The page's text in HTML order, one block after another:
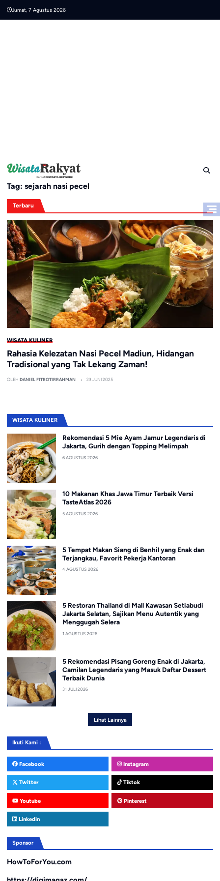
Jumat, 7 Agustus 2026
Tag: sejarah nasi pecel
Terbaru
WISATA KULINER
Rahasia Kelezatan Nasi Pecel Madiun, Hidangan
Tradisional yang Tak Lekang Zaman!
OLEH DANIEL FITROTIRRAHMAN 23 JUNI 2025
WISATA KULINER
Rekomendasi 5 Mie Ayam Jamur Legendaris di
Jakarta, Gurih dengan Topping Melimpah
6 AGUSTUS 2026
10 Makanan Khas Jawa Timur Terbaik Versi
TasteAtlas 2026
5 AGUSTUS 2026
5 Tempat Makan Siang di Benhil yang Enak dan
Terjangkau, Favorit Pekerja Kantoran
4 AGUSTUS 2026
5 Restoran Thailand di Mall Kawasan Setiabudi
Jakarta Selatan, Sajikan Menu Autentik yang
Menggugah Selera
1 AGUSTUS 2026
5 Rekomendasi Pisang Goreng Enak di Jakarta,
Camilan Legendaris yang Masuk Daftar Dessert
Terbaik Dunia
31 JULI 2026
Lihat Lainnya
Ikuti Kami :
Facebook Instagram
Twitter Tiktok
Youtube Pinterest
Linkedin
Sponsor
HowToForYou.com